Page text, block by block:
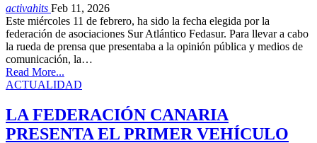
activahits Feb 11, 2026
Este miércoles 11 de febrero, ha sido la fecha elegida por la
federación de asociaciones Sur Atlántico Fedasur. Para llevar a cabo
la rueda de prensa que presentaba a la opinión pública y medios de
comunicación, la…
Read More...
ACTUALIDAD
LA FEDERACIÓN CANARIA
PRESENTA EL PRIMER VEHÍCULO